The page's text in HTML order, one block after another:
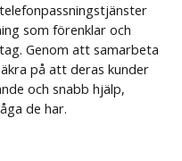
som förenklar och
Genom att samarbeta
på att deras kunder
och snabb hjälp,
de har.